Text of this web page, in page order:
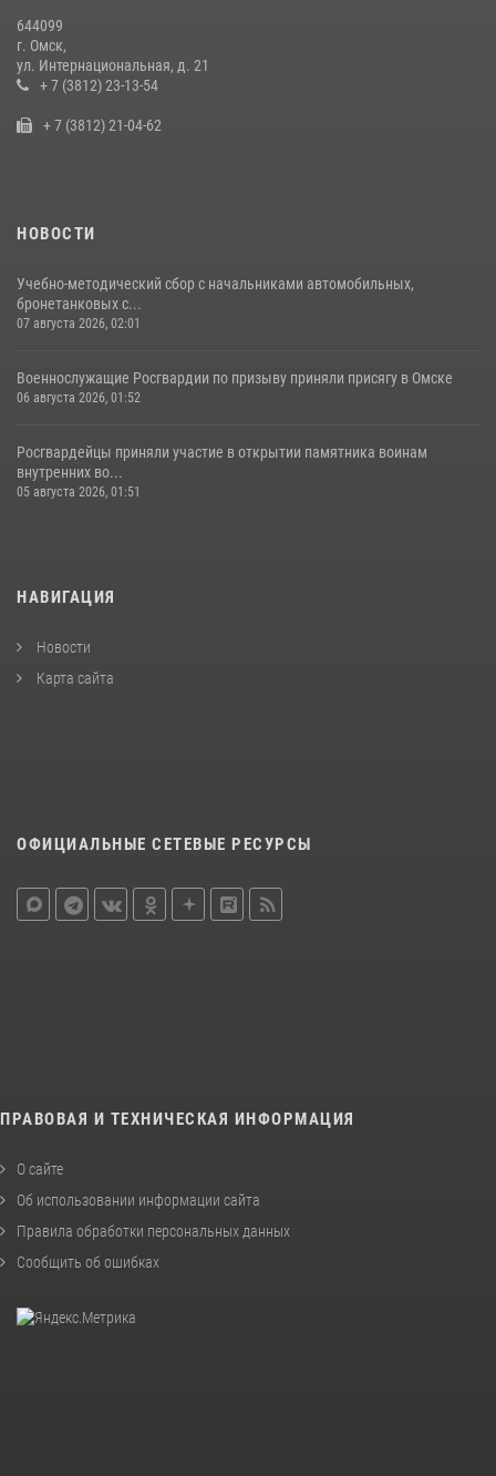
Росгвардия подвела итоги добровольной сдачи оружия в Омской
области
644099
г. Омск,
ул. Интернациональная, д. 21
+ 7 (3812) 23-13-54
+ 7 (3812) 21-04-62
НОВОСТИ
Учебно-методический сбор с начальниками автомобильных,
бронетанковых с...
07 августа 2026, 02:01
Военнослужащие Росгвардии по призыву приняли присягу в Омске
06 августа 2026, 01:52
Росгвардейцы приняли участие в открытии памятника воинам
внутренних во...
05 августа 2026, 01:51
НАВИГАЦИЯ
Новости
Карта сайта
ОФИЦИАЛЬНЫЕ СЕТЕВЫЕ РЕСУРСЫ
ПРАВОВАЯ И ТЕХНИЧЕСКАЯ ИНФОРМАЦИЯ
О сайте
Об использовании информации сайта
Правила обработки персональных данных
Сообщить об ошибках